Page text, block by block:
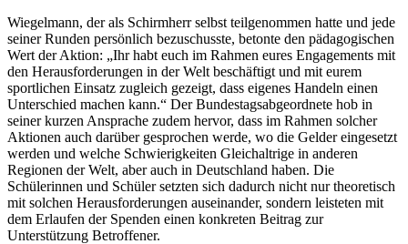
Wiegelmann, der als Schirmherr selbst teilgenommen hatte und jede
seiner Runden persönlich bezuschusste, betonte den pädagogischen
Wert der Aktion: „Ihr habt euch im Rahmen eures Engagements mit
den Herausforderungen in der Welt beschäftigt und mit eurem
sportlichen Einsatz zugleich gezeigt, dass eigenes Handeln einen
Unterschied machen kann.“ Der Bundestagsabgeordnete hob in
seiner kurzen Ansprache zudem hervor, dass im Rahmen solcher
Aktionen auch darüber gesprochen werde, wo die Gelder eingesetzt
werden und welche Schwierigkeiten Gleichaltrige in anderen
Regionen der Welt, aber auch in Deutschland haben. Die
Schülerinnen und Schüler setzten sich dadurch nicht nur theoretisch
mit solchen Herausforderungen auseinander, sondern leisteten mit
dem Erlaufen der Spenden einen konkreten Beitrag zur
Unterstützung Betroffener.